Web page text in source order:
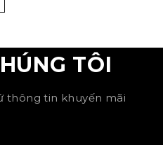
TÔI
thông tin khuyến mãi